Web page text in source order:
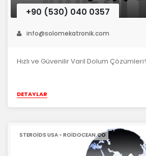
+90 (530) 040 0357
info@solomekatronik.com
Hızlı ve Güvenilir Varil Dolum Çözümleri!
DETAYLAR
STEROIDS USA - ROIDOCEAN.CO